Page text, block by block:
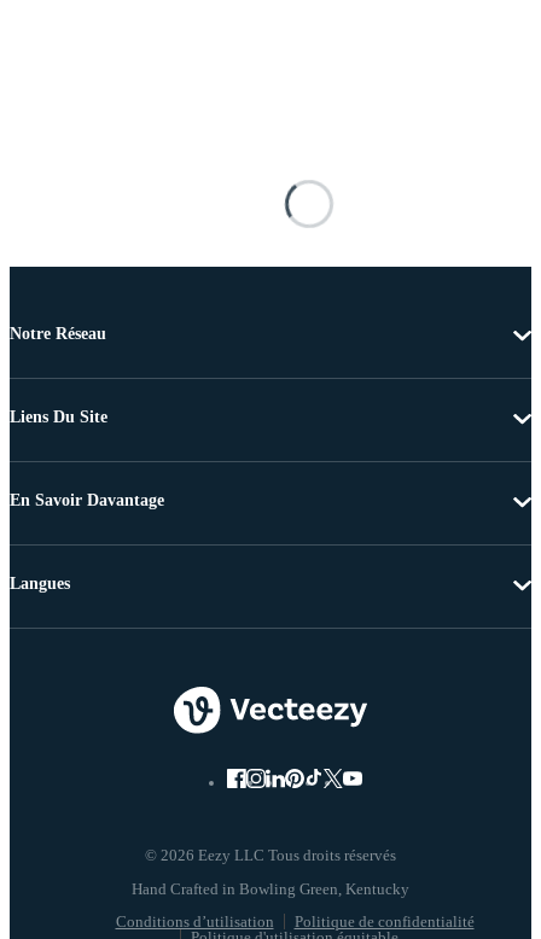
Notre Réseau
Liens Du Site
En Savoir Davantage
© 2026 Eezy LLC Tous droits réservés
Conditions d’utilisation
Politique de confidentialité
Langues